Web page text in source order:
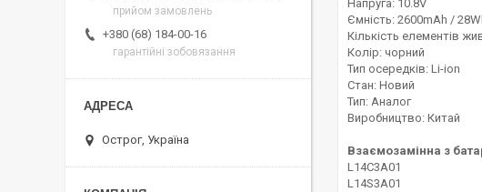
Напруга: 10.8V
Ємність: 2600mAh /
Кількість елементів
Колір: чорний
Тип осередків: Li-ion
Стан: Новий
Тип: Аналог
Виробництво: Китай
Взаємозамінна з
L14C3A01
L14S3A01
прийом замовлень
+380 (68) 184-00-16
гарантійні зобовязання
Острог, Україна